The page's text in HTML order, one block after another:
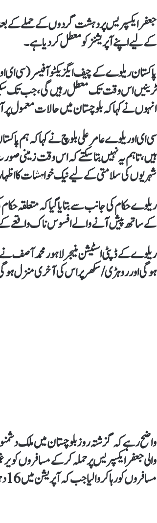
جعفر ایکسپریس پر دہشت گردوں کے حملے
کےلیے اپنے آپریشنز کو معطل کردیا ہے۔
پاکستان ریلوے کے چیف ایگزیکٹو آفیسر (سی ای
ٹرینیں اس وقت تک معطل رہیں گی، جب تک
انہوں نے کہاکہ بلوچستان میں حالات معمول
سی ای او ریلوے عامر علی بلوچ نے کہاکہ ہم
ہیں،تاہم یہ نہیں بتاسکتےکہ اس وقت زمینی
شہریوں کی سلامتی کےلیے نیک خواہشات کا
ریلوے حکام کی جانب سے بتایاگیا کہ متعلقہ
کے ساتھ پیش آنےوالے افسوس ناک واقعے
ہوگی اور روہڑی/سکھر پر اس کی آخری منزل
واضح رہےکہ گزشتہ روز بلوچستان میں ملک
مسافروں کو رہا کروالیا جب کہ آپریشن میں 16 دہشت گردوں کو جہنم واصل اور متعدد کو زخمی کردیا تھا۔